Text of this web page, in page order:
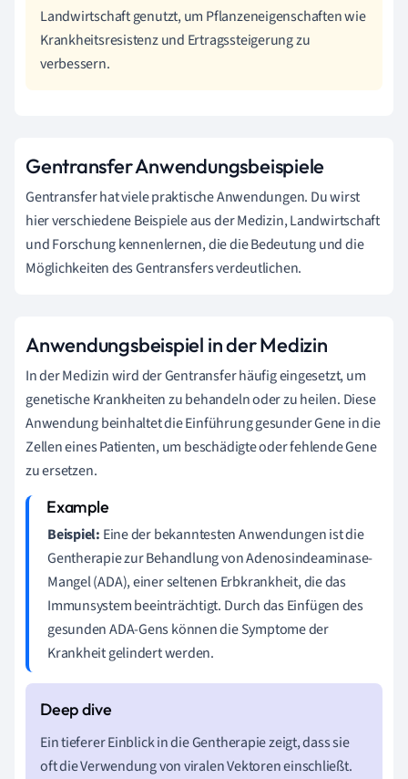
Landwirtschaft genutzt, um Pflanzeneigenschaften wie
Krankheitsresistenz und Ertragssteigerung zu
verbessern.
Gentransfer Anwendungsbeispiele
Gentransfer hat viele praktische Anwendungen. Du wirst
hier verschiedene Beispiele aus der Medizin, Landwirtschaft
und Forschung kennenlernen, die die Bedeutung und die
Möglichkeiten des Gentransfers verdeutlichen.
Anwendungsbeispiel in der Medizin
In der Medizin wird der Gentransfer häufig eingesetzt, um
genetische Krankheiten zu behandeln oder zu heilen. Diese
Anwendung beinhaltet die Einführung gesunder Gene in die
Zellen eines Patienten, um beschädigte oder fehlende Gene
zu ersetzen.
Beispiel: Eine der bekanntesten Anwendungen ist die
Gentherapie zur Behandlung von Adenosindeaminase-
Mangel (ADA), einer seltenen Erbkrankheit, die das
Immunsystem beeinträchtigt. Durch das Einfügen des
gesunden ADA-Gens können die Symptome der
Krankheit gelindert werden.
Ein tieferer Einblick in die Gentherapie zeigt, dass sie
oft die Verwendung von viralen Vektoren einschließt.